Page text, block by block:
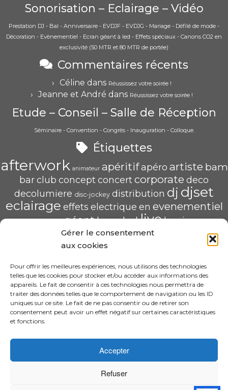
Gérer le consentement
aux cookies
Pour offrir les meilleures expériences, nous utilisons des technologies
telles que les cookies pour stocker et/ou accéder aux informations des
appareils. Le fait de consentir à ces technologies nous permettra de
traiter des données telles que le comportement de navigation ou les ID
uniques sur ce site. Le fait de ne pas consentir ou de retirer son
consentement peut avoir un effet négatif sur certaines caractéristiques
et fonctions.
Accepter
Refuser
Sonorisation – Eclairage – Vidéo
Prestation DJ - Bal - Anniversaire - EVDJF - EVDJG - Mariage - Défilé de mode -
Décoration - Evènementiel - Ecran géant à led - Effets spéciaux - Canons CO2 en
exclusivité (50 MTR et 80 MTR de portée)
Commentaires récents
Céline dans Réussissez votre soirée !
Jeanne et André dans Réussissez votre soirée !
Etude – Conseil – Salle de Réception
Séminaire - Convention - Congrès - Inauguration - Colloque.
Étiquettes
afterwork animateur apéritif apéro artiste bam
barclub conceptconcertcorporate deco
decolumiere disc-jockey distribution dj djset
eclairage effets electrique en evenementiel
groupegéanthaugledlivelumiere
mariagemise mix pau POP U L'AIR radio
saschahaugscenique soirée
spécialiste structure video écran
HAUG Sascha Animation
11 Rue ADA BYRON 64000 PAU
06.31.30.63.58 – sascha.animation@gmail.com
© 2026 Design By Sascha HAUG Animation
DJ Sascha Haug à PAU 64 | Mariage et évènement de qualité |